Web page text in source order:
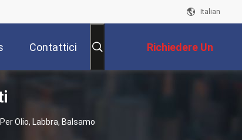
Italian
Contattici Richiedere Un
Preventivo
Olio, Labbra, Balsamo